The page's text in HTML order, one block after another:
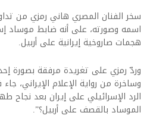
سخر الفنان المصري هاني رمزي من
اسمه وصورته، على أنه ضابط موساد
هجمات صاروخية إيرانية على أربيل.
وردّ رمزي على تغريدة مرفقة بصورة
وساخرة من رواية الإعلام الإيراني،
الرد الإسرائيلي على إيران بعد
الموساد بالقصف على أربيل؟”.